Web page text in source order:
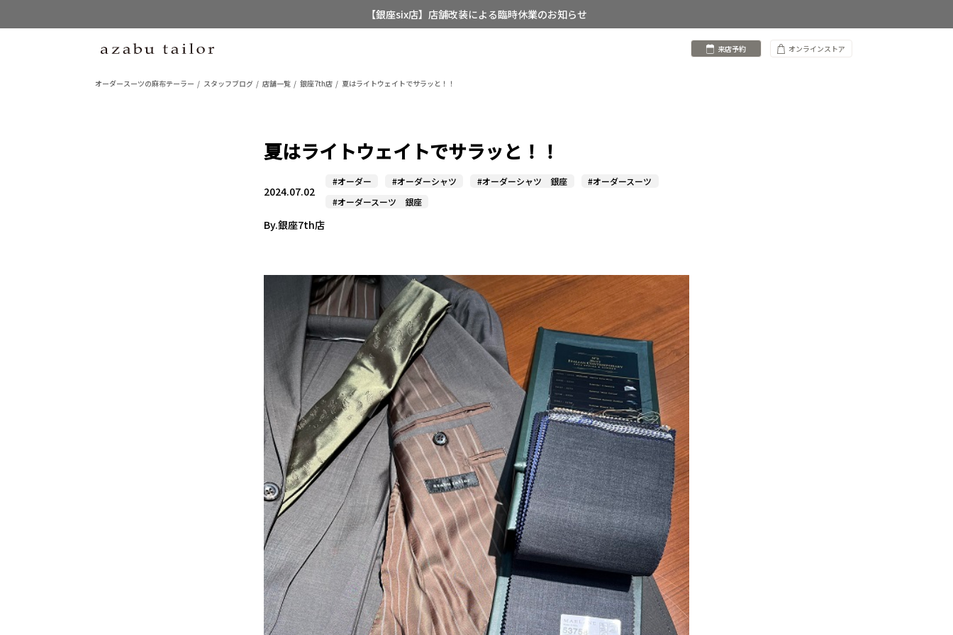
【銀座six店】店舗改装による臨時休業のお知らせ
来店予約 オンラインストア
オーダースーツの麻布テーラー スタッフブログ 店舗一覧 銀座7th店 夏はライトウェイトでサラッと！！
夏はライトウェイトでサラッと！！
2024.07.02
#オーダー #オーダーシャツ #オーダーシャツ 銀座
#オーダースーツ
#オーダースーツ 銀座
By.銀座7th店